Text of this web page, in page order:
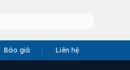
Báo giá Liên hệ